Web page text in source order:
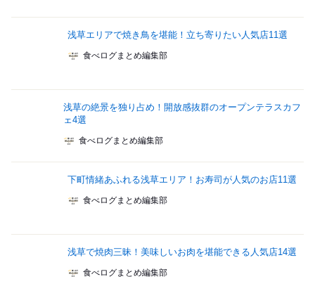
浅草エリアで焼き鳥を堪能！立ち寄りたい人気店11選
食べログまとめ編集部
浅草の絶景を独り占め！開放感抜群のオープンテラスカフ
ェ4選
食べログまとめ編集部
下町情緒あふれる浅草エリア！お寿司が人気のお店11選
食べログまとめ編集部
浅草で焼肉三昧！美味しいお肉を堪能できる人気店14選
食べログまとめ編集部